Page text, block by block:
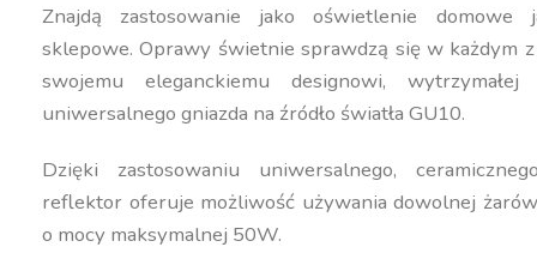
Znajdą zastosowanie jako oświetlenie
sklepowe. Oprawy świetnie sprawdzą się w każdym
swojemu eleganckiemu designowi,
uniwersalnego gniazda na źródło światła GU10.
Dzięki zastosowaniu uniwersalnego,
reflektor oferuje możliwość używania dowolnej
o mocy maksymalnej 50W.